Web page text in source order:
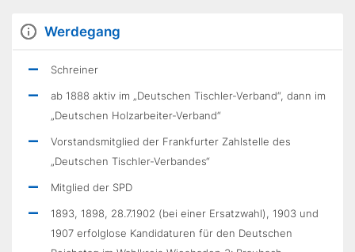
Werdegang
Schreiner
ab 1888 aktiv im „Deutschen Tischler-Verband“, dann im
„Deutschen Holzarbeiter-Verband“
Vorstandsmitglied der Frankfurter Zahlstelle des
„Deutschen Tischler-Verbandes“
Mitglied der SPD
1893, 1898, 28.7.1902 (bei einer Ersatzwahl), 1903 und
1907 erfolglose Kandidaturen für den Deutschen